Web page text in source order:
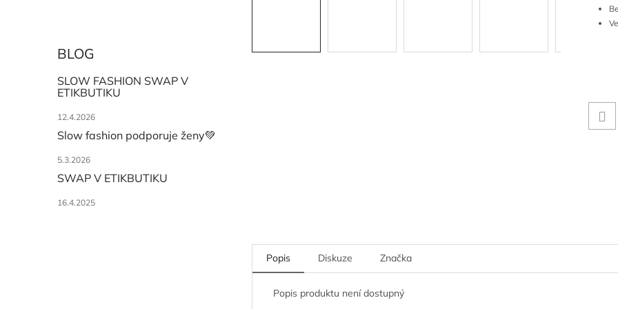
BLOG
SLOW FASHION SWAP V
ETIKBUTIKU
12.4.2026
Slow fashion podporuje ženy💚
5.3.2026
SWAP V ETIKBUTIKU
16.4.2025
Popis Diskuze Značka
Popis produktu není dostupný